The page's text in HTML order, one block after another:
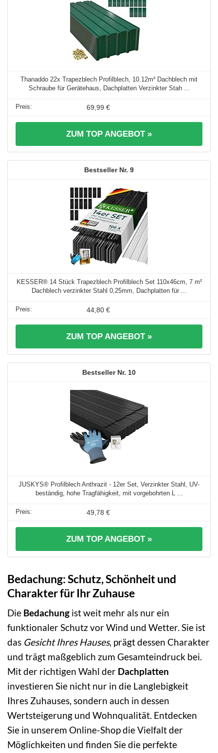
Thanaddo 22x Trapezblech Profilblech, 10.12m² Dachblech mit
Schraube für Gerätehaus, Dachplatten Verzinkter Stah ...
69,99 €
ZUM TOP ANGEBOT »
9
KESSER® 14 Stück Trapezblech Profilblech Set 110x46cm, 7 m²
Dachblech verzinkter Stahl 0,25mm, Dachplatten für ...
44,80 €
ZUM TOP ANGEBOT »
10
JUSKYS® Profilblech Anthrazit - 12er Set, Verzinkter Stahl, UV-
beständig, hohe Tragfähigkeit, mit vorgebohrten L ...
49,78 €
ZUM TOP ANGEBOT »
Bedachung: Schutz, Schönheit und
Charakter für Ihr Zuhause
Die Bedachung ist weit mehr als nur ein
funktionaler Schutz vor Wind und Wetter. Sie ist
das Gesicht Ihres Hauses, prägt dessen Charakter
und trägt maßgeblich zum Gesamteindruck bei.
Mit der richtigen Wahl der Dachplatten
investieren Sie nicht nur in die Langlebigkeit
Ihres Zuhauses, sondern auch in dessen
Wertsteigerung und Wohnqualität. Entdecken
Sie in unserem Online-Shop die Vielfalt der
Möglichkeiten und finden Sie die perfekte